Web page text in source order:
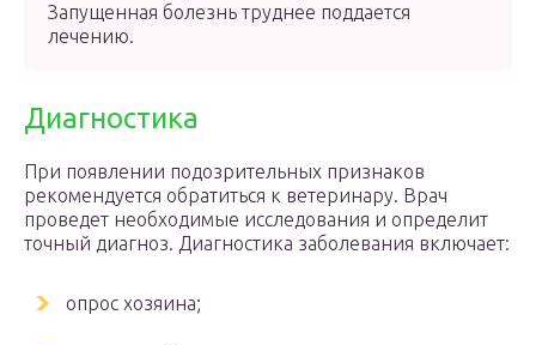
Запущенная болезнь труднее поддается
лечению.
Диагностика
При появлении подозрительных признаков
рекомендуется обратиться к ветеринару. Врач
проведет необходимые исследования и определит
точный диагноз. Диагностика заболевания включает:
опрос хозяина;